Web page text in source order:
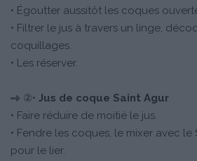
• Égoutter aussitôt les coques
• Filtrer le jus à travers un linge,
coquillages.
• Les réserver.
②• Jus de coque Saint Agur
• Faire réduire de moitié le jus.
• Fendre les coques, le mixer avec
pour le lier.